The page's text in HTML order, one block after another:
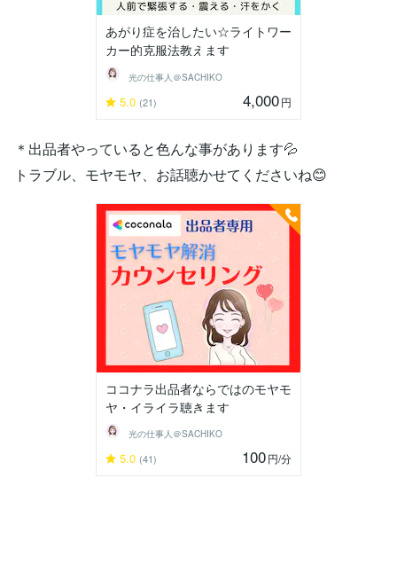
あがり症を治したい☆ライトワー
カー的克服法教えます
光の仕事人＠SACHIKO
5.0 (21) 4,000円
＊出品者やっていると色んな事があります💦
トラブル、モヤモヤ、お話聴かせてくださいね😊
ココナラ出品者ならではのモヤモ
ヤ・イライラ聴きます
光の仕事人＠SACHIKO
5.0 (41) 100円/分